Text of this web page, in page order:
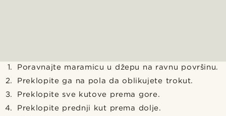
Poravnajte maramicu u džepu na ravnu površinu.
Preklopite ga na pola da oblikujete trokut.
Preklopite sve kutove prema gore.
Preklopite prednji kut prema dolje.